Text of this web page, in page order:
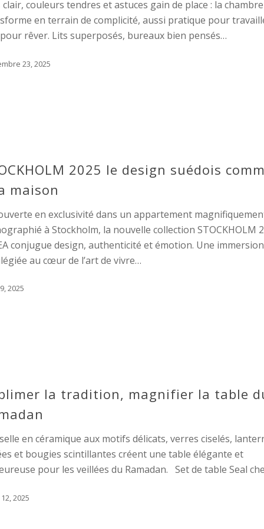
clair, couleurs tendres et astuces gain de place : la
en terrain de complicité, aussi pratique pour
rêver. Lits superposés, bureaux bien pensés…
23, 2025
2025 le design suédois
maison
en exclusivité dans un appartement
à Stockholm, la nouvelle collection STOCKHOLM
conjugue design, authenticité et émotion. Une immersion
au cœur de l’art de vivre…
2025
la tradition, magnifier la table
en céramique aux motifs délicats, verres ciselés,
et bougies scintillantes créent une table élégante et
pour les veillées du Ramadan. Set de table Seal
2025